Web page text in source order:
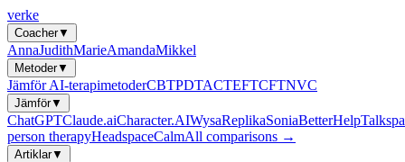
verke
Coacher▼
AnnaJudithMarieAmandaMikkel
Metoder▼
Jämför AI-terapimetoderCBTPDTACTEFTCFTNVC
Jämför▼
ChatGPTClaude.aiCharacter.AIWysaReplikaSoniaBetterHelp
person therapyHeadspaceCalmAll comparisons →
Artiklar▼